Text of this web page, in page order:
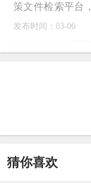
策文件检索平台
政策文件查询服
发布时间：03-06
猜你喜欢